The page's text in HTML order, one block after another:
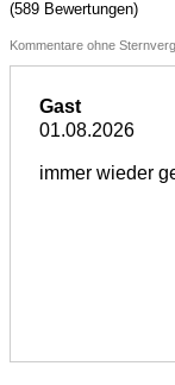
(589 Bewertungen)
Kommentare ohne
Gast
01.08.2026
immer wieder